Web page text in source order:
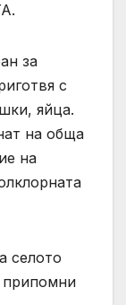
за
с
яйца.
на обща
на
селото
припомни